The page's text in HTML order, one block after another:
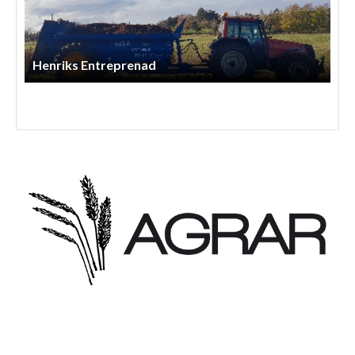
Henriks Entreprenad